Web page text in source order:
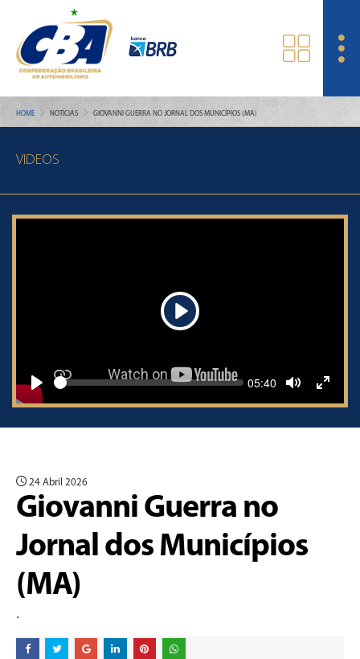
HOME NOTÍCIAS GIOVANNI GUERRA NO JORNAL DOS MUNICÍPIOS (MA)
VIDEOS
Play
Play
Seek Current
05:40
Mute
24 Abril 2026
Giovanni Guerra no
Jornal dos Municípios
(MA)
.